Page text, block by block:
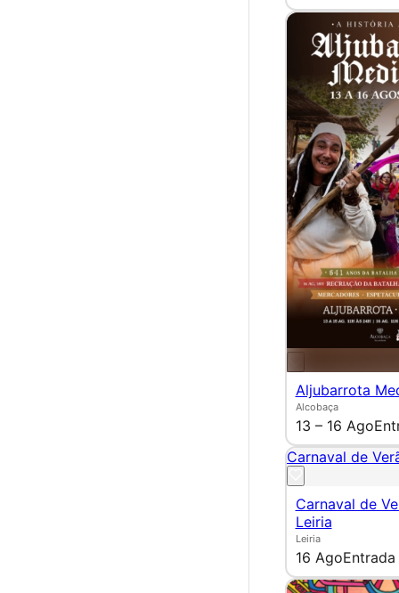
Aljubarrota
Alcobaça
13 – 16 Ago
Carnaval de
Carnaval de
Leiria
Leiria
16 Ago